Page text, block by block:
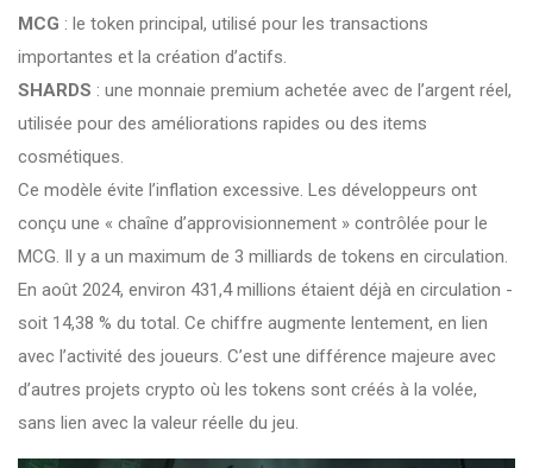
MCG : le token principal, utilisé pour les transactions
importantes et la création d’actifs.
SHARDS : une monnaie premium achetée avec de l’argent réel,
utilisée pour des améliorations rapides ou des items
cosmétiques.
Ce modèle évite l’inflation excessive. Les développeurs ont
conçu une « chaîne d’approvisionnement » contrôlée pour le
MCG. Il y a un maximum de 3 milliards de tokens en circulation.
En août 2024, environ 431,4 millions étaient déjà en circulation -
soit 14,38 % du total. Ce chiffre augmente lentement, en lien
avec l’activité des joueurs. C’est une différence majeure avec
d’autres projets crypto où les tokens sont créés à la volée,
sans lien avec la valeur réelle du jeu.